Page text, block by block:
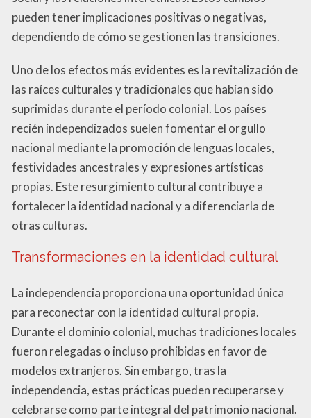
pueden tener implicaciones positivas o negativas,
dependiendo de cómo se gestionen las transiciones.
Uno de los efectos más evidentes es la revitalización de
las raíces culturales y tradicionales que habían sido
suprimidas durante el período colonial. Los países
recién independizados suelen fomentar el orgullo
nacional mediante la promoción de lenguas locales,
festividades ancestrales y expresiones artísticas
propias. Este resurgimiento cultural contribuye a
fortalecer la identidad nacional y a diferenciarla de
otras culturas.
Transformaciones en la identidad cultural
La independencia proporciona una oportunidad única
para reconectar con la identidad cultural propia.
Durante el dominio colonial, muchas tradiciones locales
fueron relegadas o incluso prohibidas en favor de
modelos extranjeros. Sin embargo, tras la
independencia, estas prácticas pueden recuperarse y
celebrarse como parte integral del patrimonio nacional.